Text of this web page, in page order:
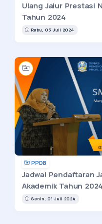
Ulang Jalur Prestasi
Tahun 2024
Rabu, 03 Juli 2024
PPDB
Jadwal Pendaftaran
Akademik Tahun 2024
Senin, 01 Juli 2024